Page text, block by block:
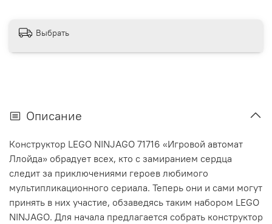
Выбрать
Описание
Конструктор LEGO NINJAGO 71716 «Игровой автомат
Ллойда» обрадует всех, кто с замиранием сердца
следит за приключениями героев любимого
мультипликационного сериала. Теперь они и сами могут
принять в них участие, обзаведясь таким набором LEGO
NINJAGO. Для начала предлагается собрать конструктор